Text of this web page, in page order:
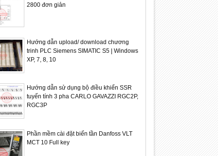
2800 đơn giản
Hướng dẫn upload/ download chương
trinh PLC Siemens SIMATIC S5 | Windows
XP, 7, 8, 10
Hướng dẫn sử dụng bộ điều khiển SSR
tuyến tính 3 pha CARLO GAVAZZI RGC2P,
RGC3P
Phần mềm cài đặt biến tần Danfoss VLT
MCT 10 Full key